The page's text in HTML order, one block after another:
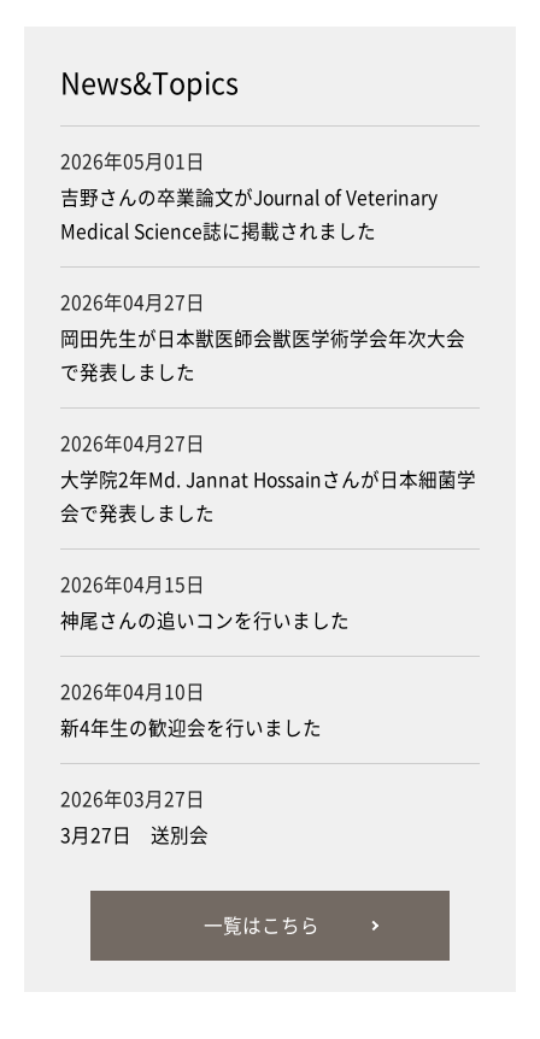
News&Topics
2026年05月01日
吉野さんの卒業論文がJournal of Veterinary
Medical Science誌に掲載されました
2026年04月27日
岡田先生が日本獣医師会獣医学術学会年次大会
で発表しました
2026年04月27日
大学院2年Md. Jannat Hossainさんが日本細菌学
会で発表しました
2026年04月15日
神尾さんの追いコンを行いました
2026年04月10日
新4年生の歓迎会を行いました
2026年03月27日
3月27日 送別会
一覧はこちら